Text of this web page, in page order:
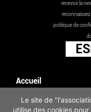
recevoir la
politique de
Accueil
Les actualités
Le site de
utilise des cookies